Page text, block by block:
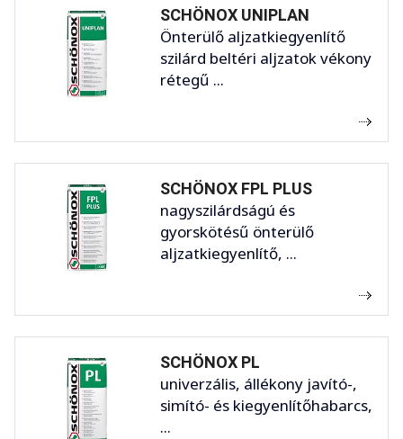
SCHÖNOX UNIPLAN
Önterülő aljzatkiegyenlítő
szilárd beltéri aljzatok vékony
rétegű ...
SCHÖNOX FPL PLUS
nagyszilárdságú és
gyorskötésű önterülő
aljzatkiegyenlítő, ...
SCHÖNOX PL
univerzális, állékony javító-,
simító- és kiegyenlítőhabarcs,
...